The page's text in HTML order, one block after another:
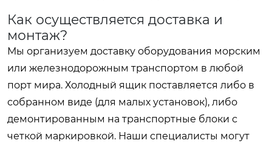
Как осуществляется доставка и
монтаж?
Мы организуем доставку оборудования морским
или железнодорожным транспортом в любой
порт мира. Холодный ящик поставляется либо в
собранном виде (для малых установок), либо
демонтированным на транспортные блоки с
четкой маркировкой. Наши специалисты могут